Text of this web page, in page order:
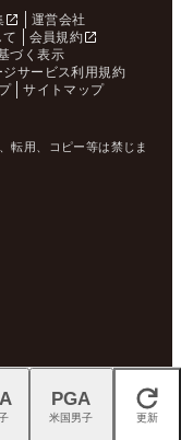
運営会社
会員規約
づく表示
ジサービス利用規約
サイトマップ
転用、コピー等は禁じま
閉じる
PGA
米国男子 更新